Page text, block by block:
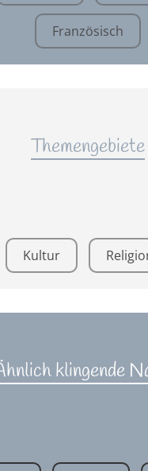
Französisch
Themengebiete
Kultur
klingende